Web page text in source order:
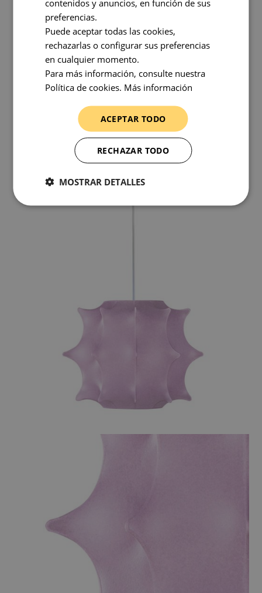
Lámpara colgante Cactus
El diseño es realmente original, con partes en forma
puntiaguda que recuerdan a la forma de un cactus. No
podríamos encuadrarla como una lámpara de estilo
infantil, ya que la ambigüedad del diseño provoca que
incluso podamos verla, como en el caso anterior, como una
lámpara para dormitorios originales y con estilo muy
propio, perfectamente de una persona adulta.
contenidos y anuncios, en función de sus
preferencias.
Puede aceptar todas las cookies,
rechazarlas o configurar sus preferencias
en cualquier momento.
Para más información, consulte nuestra
Política de cookies. Más información
ACEPTAR TODO
RECHAZAR TODO
MOSTRAR DETALLES